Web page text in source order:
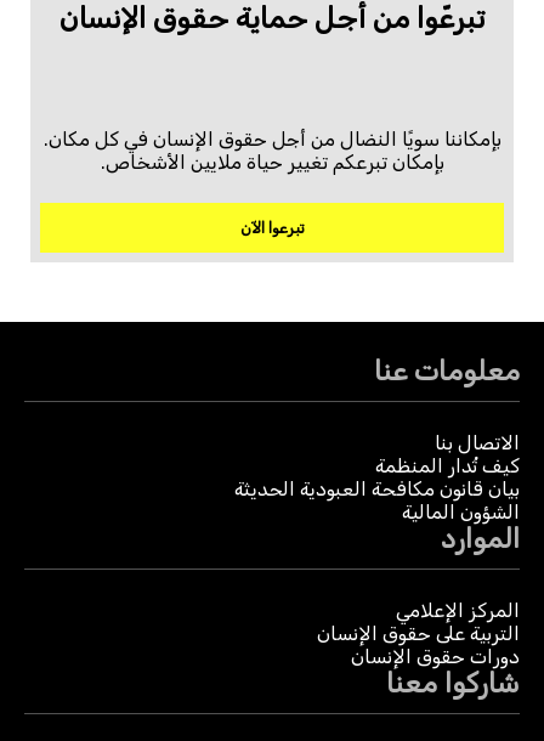
تبرعّوا من أجل حماية حقوق الإنسان
بإمكاننا سويًا النضال من أجل حقوق الإنسان في كل مكان.
بإمكان تبرعكم تغيير حياة ملايين الأشخاص.
تبرعوا الآن
معلومات عنا
الاتصال بنا
كيف تُدار المنظمة
بيان قانون مكافحة العبودية الحديثة
الشؤون المالية
الموارد
المركز الإعلامي
التربية على حقوق الإنسان
دورات حقوق الإنسان
شاركوا معنا